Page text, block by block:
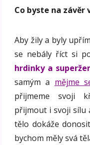
Co byste na závěr
Aby žily a byly
se nebály říct si
hrdinky a
samým a mějme
přijmeme svoji
přijmout i svoji sílu
tělo dokáže
bychom měly svá